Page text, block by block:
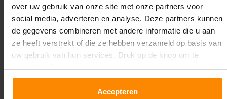
over uw gebruik van onze site met onze partners voor
social media, adverteren en analyse. Deze partners kunnen
de gegevens combineren met andere informatie die u aan
ze heeft verstrekt of die ze hebben verzameld op basis van
uw gebruik van hun services. Druk op de knop om te
accepteren!
Accepteren